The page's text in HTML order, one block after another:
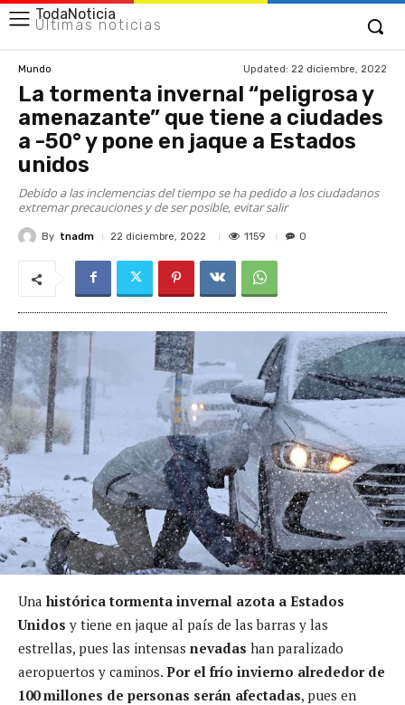
TodaNoticia
Últimas noticias
Mundo Updated: 22 diciembre, 2022
La tormenta invernal “peligrosa y
amenazante” que tiene a ciudades
a -50° y pone en jaque a Estados
unidos
Debido a las inclemencias del tiempo se ha pedido a los ciudadanos
extremar precauciones y de ser posible, evitar salir
By tnadm 22 diciembre, 2022 1159 0
Una histórica tormenta invernal azota a Estados
Unidos y tiene en jaque al país de las barras y las
estrellas, pues las intensas nevadas han paralizado
aeropuertos y caminos. Por el frío invierno alrededor de
100 millones de personas serán afectadas, pues en